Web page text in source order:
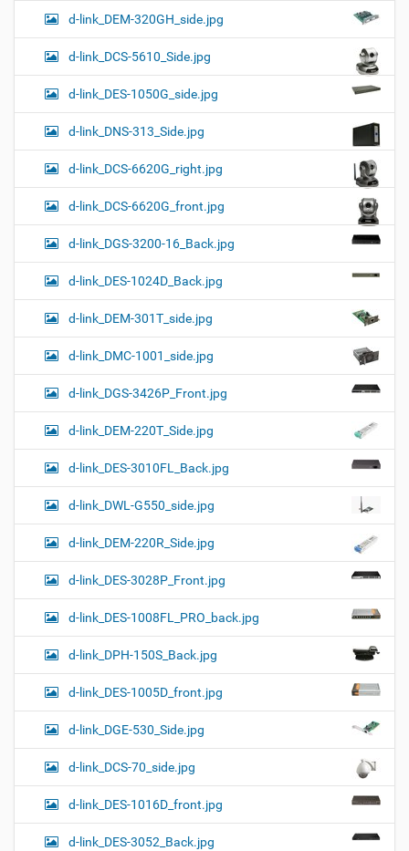
d-link_DEM-320GH_side.jpg
d-link_DCS-5610_Side.jpg
d-link_DES-1050G_side.jpg
d-link_DNS-313_Side.jpg
d-link_DCS-6620G_right.jpg
d-link_DCS-6620G_front.jpg
d-link_DGS-3200-16_Back.jpg
d-link_DES-1024D_Back.jpg
d-link_DEM-301T_side.jpg
d-link_DMC-1001_side.jpg
d-link_DGS-3426P_Front.jpg
d-link_DEM-220T_Side.jpg
d-link_DES-3010FL_Back.jpg
d-link_DWL-G550_side.jpg
d-link_DEM-220R_Side.jpg
d-link_DES-3028P_Front.jpg
d-link_DES-1008FL_PRO_back.jpg
d-link_DPH-150S_Back.jpg
d-link_DES-1005D_front.jpg
d-link_DGE-530_Side.jpg
d-link_DCS-70_side.jpg
d-link_DES-1016D_front.jpg
d-link_DES-3052_Back.jpg